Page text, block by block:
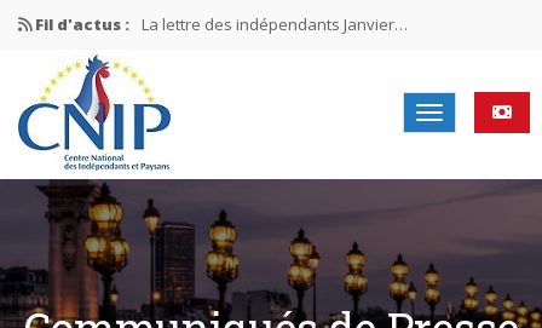
Fil d'actus : La lettre des indépendants Janvier…
La lettre des indépendants Novembre…
La lettre des indépendants Juin…
Mission nationale ÉLECTIONS MUNICIPALES 2026
La lettre des indépendants N°2-2026